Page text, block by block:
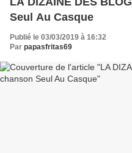
Seul Au Casque
Publié le 03/03/2019 à 16:32
Par papasfritas69